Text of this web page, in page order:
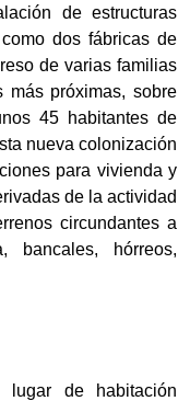
de estructuras
dos fábricas de
de varias familias
más próximas, sobre
45 habitantes de
nueva colonización
para vivienda y
de la actividad
circundantes a
, bancales, hórreos,
de habitación